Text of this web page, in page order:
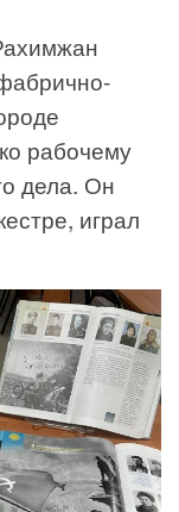
рабочему
дела. Он
играл